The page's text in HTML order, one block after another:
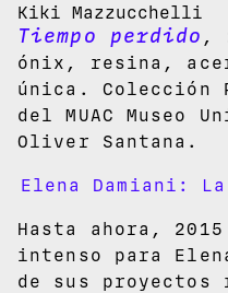
Kiki Mazzucchelli
Tiempo perdido ,
ónix, resina,
única. Colección
del MUAC Museo
Oliver Santana.
Elena Damiani:
Hasta ahora,
intenso para
de sus proyectos